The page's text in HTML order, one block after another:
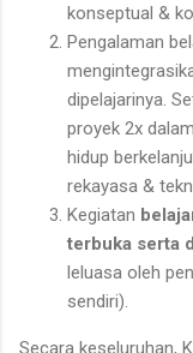
konseptual &
Pengalaman
dipelajarinya.
proyek 2x
hidup
rekayasa &
Kegiatan
terbuka serta
leluasa oleh
sendiri).
Secara keseluruhan,